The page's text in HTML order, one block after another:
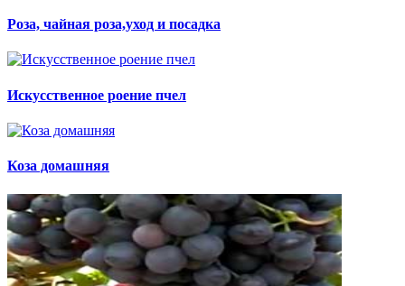
Роза, чайная роза,уход и посадка
Искусственное роение пчел
Коза домашняя